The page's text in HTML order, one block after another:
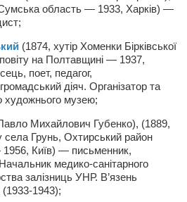
область — 1933, Харків) —
(1874, хутір Хоменки Бірківської
на Полтавщині — 1937,
поет, педагог,
діяч. Організатор та
художнього музею;
Михайлович Губенко), (1889,
села Грунь, Охтирський район
Київ) — письменник,
медико-санітарного
залізниць УНР. В’язень
(1933-1943);